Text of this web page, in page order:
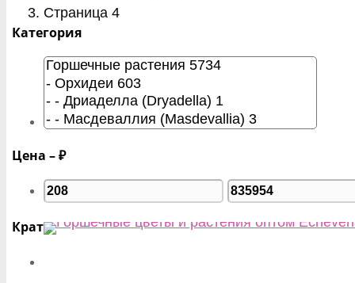
Страница 4
Категория
Цена – ₽
Кратность – шт